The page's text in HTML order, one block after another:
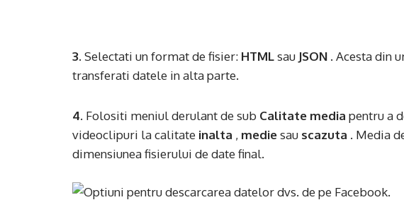
3. Selectati un format de fisier: HTMLsau JSON . Acesta din
transferati datele in alta parte.
4. Folositi meniul derulant de sub Calitate media pentru a
videoclipuri la calitate inalta , mediesau scazuta . Media
dimensiunea fisierului de date final.